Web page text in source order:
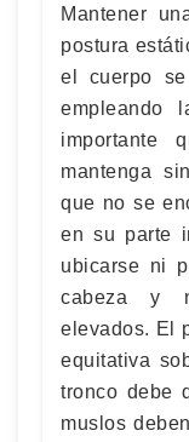
Mantener
postura
el cuerpo
empleando
importante
mantenga
que no se
en su parte
ubicarse ni
cabeza y
elevados. El
equitativa
tronco debe
muslos